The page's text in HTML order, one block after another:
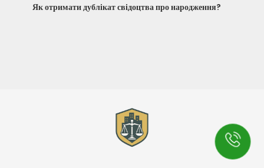
Як отримати дублікат свідоцтва про народження?